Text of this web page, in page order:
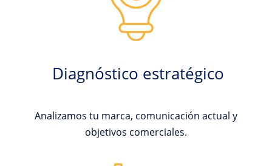
Diagnóstico estratégico
Analizamos tu marca, comunicación actual y
objetivos comerciales.